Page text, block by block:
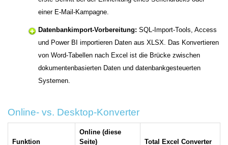
einer E-Mail-Kampagne.
Datenbankimport-Vorbereitung: SQL-Import-Tools, Access
und Power BI importieren Daten aus XLSX. Das Konvertieren
von Word-Tabellen nach Excel ist die Brücke zwischen
dokumentenbasierten Daten und datenbankgesteuerten
Systemen.
Online- vs. Desktop-Konverter
Funktion
Online (diese
Seite)
Total Excel Converter